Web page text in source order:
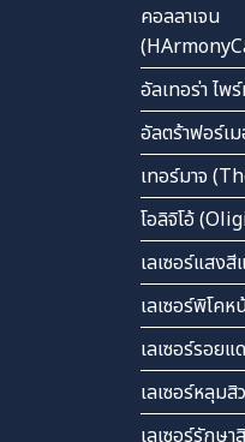
คอลลาเจน
อัลเทอร่า ไ
อัลตร้าฟอร์
เทอร์มาจ
โอลิจิโอ้
เลเซอร์แสง
เลเซอร์พิโค
เลเซอร์รอย
เลเซอร์หลุม
เลเซอร์รักษ